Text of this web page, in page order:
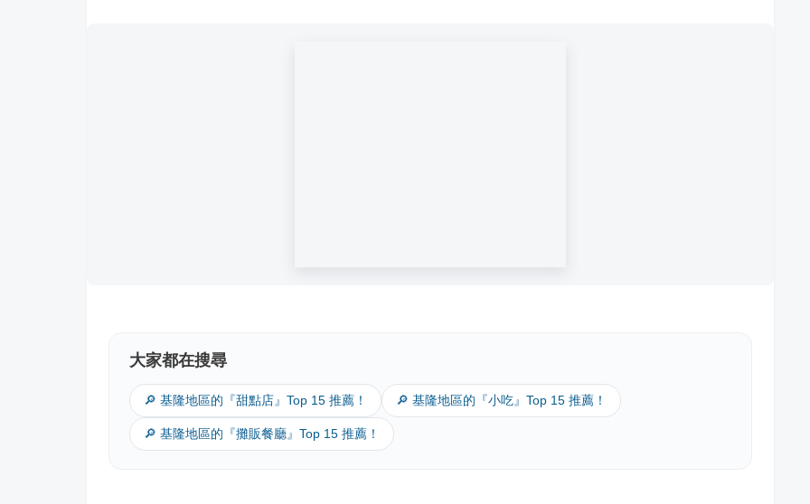
大家都在搜尋
🔎 基隆地區的『甜點店』Top 15 推薦！ 🔎 基隆地區的『小吃』Top 15 推薦！
🔎 基隆地區的『攤販餐廳』Top 15 推薦！